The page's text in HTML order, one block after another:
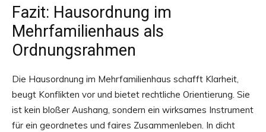
Fazit: Hausordnung im
Mehrfamilienhaus als
Ordnungsrahmen
Die Hausordnung im Mehrfamilienhaus schafft Klarheit,
beugt Konflikten vor und bietet rechtliche Orientierung. Sie
ist kein bloßer Aushang, sondern ein wirksames Instrument
für ein geordnetes und faires Zusammenleben. In dicht